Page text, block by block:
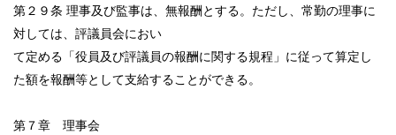
第２９条 理事及び監事は、無報酬とする。ただし、常勤の理事に
対しては、評議員会におい
て定める「役員及び評議員の報酬に関する規程」に従って算定し
た額を報酬等として支給することができる。
第７章 理事会